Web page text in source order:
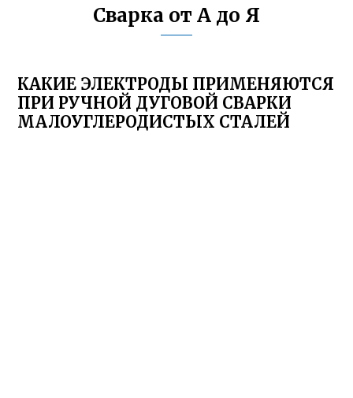
Сварка от А до Я
КАКИЕ ЭЛЕКТРОДЫ ПРИМЕНЯЮТСЯ
ПРИ РУЧНОЙ ДУГОВОЙ СВАРКИ
МАЛОУГЛЕРОДИСТЫХ СТАЛЕЙ